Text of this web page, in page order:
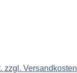
zzgl. Versandkosten